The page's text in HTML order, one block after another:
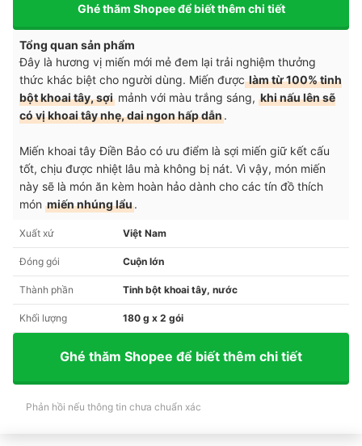
Ghé thăm Shopee để biết thêm chi tiết
Tổng quan sản phẩm
Đây là hương vị miến mới mẻ đem lại trải nghiệm thưởng
thức khác biệt cho người dùng. Miến đượclàm từ 100% tinh
bột khoai tây, sợi mảnh với màu trắng sáng, khi nấu lên sẽ
có vị khoai tây nhẹ, dai ngon hấp dẫn.
Miến khoai tây Điền Bảo có ưu điểm là sợi miến giữ kết cấu
tốt, chịu được nhiệt lâu mà không bị nát. Vì vậy, món miến
này sẽ là món ăn kèm hoàn hảo dành cho các tín đồ thích
món miến nhúng lẩu.
Xuất xứ Việt Nam
Đóng gói Cuộn lớn
Thành phần Tinh bột khoai tây, nước
Khối lượng 180 g x 2 gói
Ghé thăm Shopee để biết thêm chi tiết
Phản hồi nếu thông tin chưa chuẩn xác